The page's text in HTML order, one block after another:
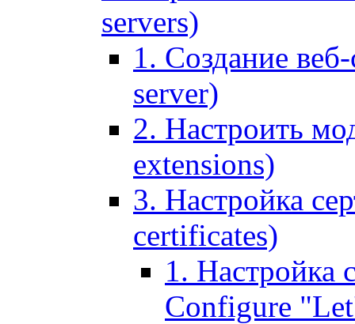
servers)
1. Создание
server)
2. Настроить
extensions)
3. Настройка
certificates)
1. Настройка
Configure